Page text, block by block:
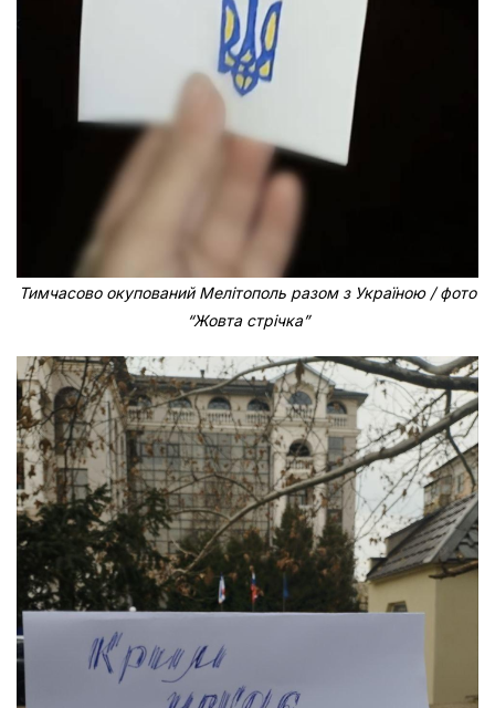
Тимчасово окупований Мелітополь разом з Україною / фото
“Жовта стрічка”